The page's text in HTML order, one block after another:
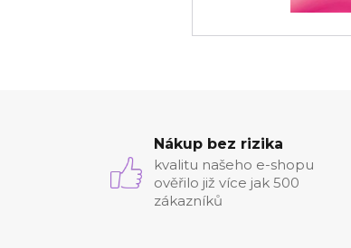
Nákup bez rizika
kvalitu našeho e-shopu
ověřilo již více jak 500
zákazníků